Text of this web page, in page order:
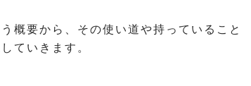
概要から、その使い道や持っていること
ていきます。